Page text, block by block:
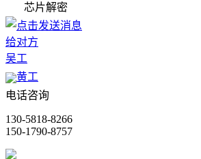
芯片解密
吴工
黄工
电话咨询
130-5818-8266
150-1790-8757